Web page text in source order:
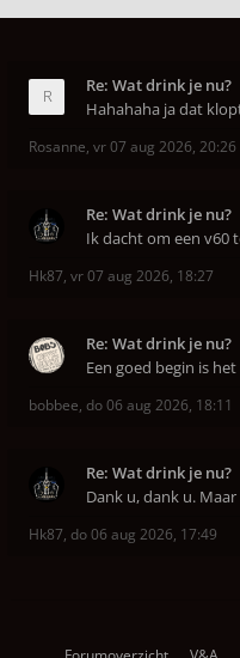
Re: Wat drink je nu?
Hahahaha ja dat
Rosanne, vr 07 aug 2026, 20:26
Re: Wat drink je nu?
Ik dacht om een v60
Hk87, vr 07 aug 2026, 18:27
Re: Wat drink je nu?
Een goed begin is
bobbee, do 06 aug 2026, 18:11
Re: Wat drink je nu?
Dank u, dank u.
Hk87, do 06 aug 2026, 17:49